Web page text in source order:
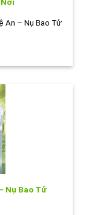
An – Nụ Bao Tử
Nụ Bao Tử